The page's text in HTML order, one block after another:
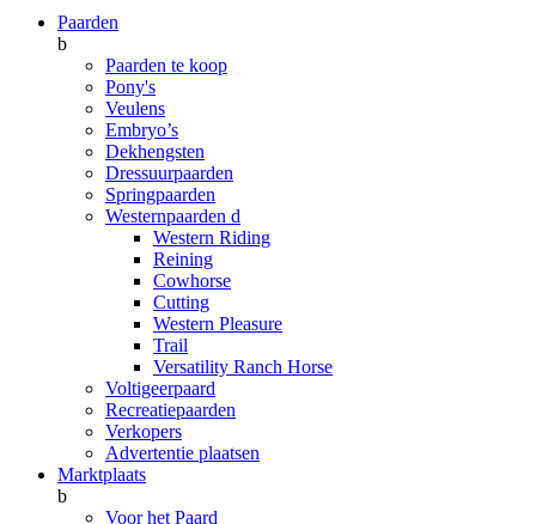
Paarden
b
Paarden te koop
Pony's
Veulens
Embryo’s
Dekhengsten
Dressuurpaarden
Springpaarden
Westernpaarden d
Western Riding
Reining
Cowhorse
Cutting
Western Pleasure
Trail
Versatility Ranch Horse
Voltigeerpaard
Recreatiepaarden
Verkopers
Advertentie plaatsen
Marktplaats
b
Voor het Paard